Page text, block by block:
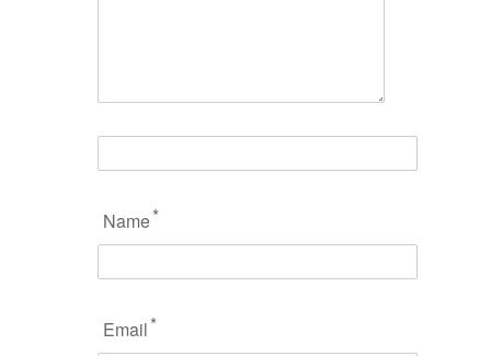
Name*
Email*